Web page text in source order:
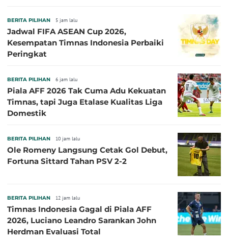
BERITA PILIHAN 5 jam lalu
Jadwal FIFA ASEAN Cup 2026,
Kesempatan Timnas Indonesia Perbaiki
Peringkat
BERITA PILIHAN 6 jam lalu
Piala AFF 2026 Tak Cuma Adu Kekuatan
Timnas, tapi Juga Etalase Kualitas Liga
Domestik
BERITA PILIHAN 10 jam lalu
Ole Romeny Langsung Cetak Gol Debut,
Fortuna Sittard Tahan PSV 2-2
BERITA PILIHAN 12 jam lalu
Timnas Indonesia Gagal di Piala AFF
2026, Luciano Leandro Sarankan John
Herdman Evaluasi Total